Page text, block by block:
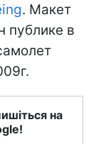
. Макет
публике в
на